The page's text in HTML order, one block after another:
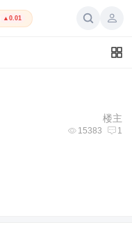
▲0.01
楼主
15383 1